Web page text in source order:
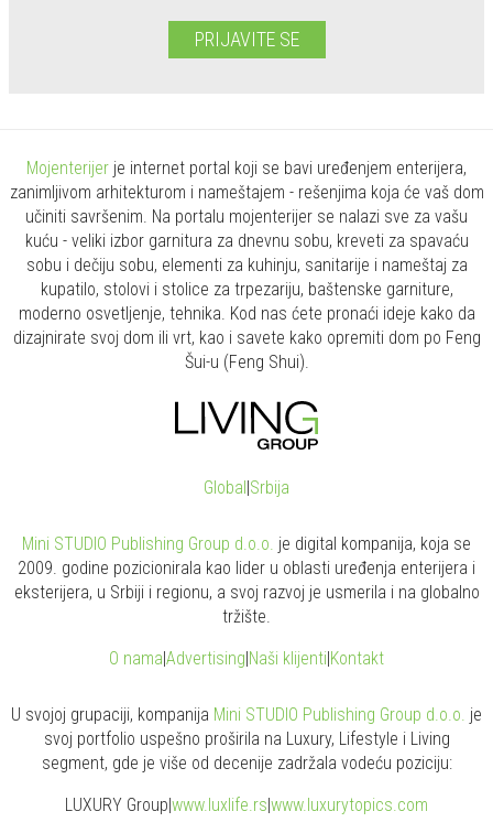
PRIJAVITE SE
Mojenterijer je internet portal koji se bavi uređenjem enterijera,
zanimljivom arhitekturom i nameštajem - rešenjima koja će vaš dom
učiniti savršenim. Na portalu mojenterijer se nalazi sve za vašu
kuću - veliki izbor garnitura za dnevnu sobu, kreveti za spavaću
sobu i dečiju sobu, elementi za kuhinju, sanitarije i nameštaj za
kupatilo, stolovi i stolice za trpezariju, baštenske garniture,
moderno osvetljenje, tehnika. Kod nas ćete pronaći ideje kako da
dizajnirate svoj dom ili vrt, kao i savete kako opremiti dom po Feng
Šui-u (Feng Shui).
Global|Srbija
Mini STUDIO Publishing Group d.o.o. je digital kompanija, koja se
2009. godine pozicionirala kao lider u oblasti uređenja enterijera i
eksterijera, u Srbiji i regionu, a svoj razvoj je usmerila i na globalno
tržište.
O nama|Advertising|Naši klijenti|Kontakt
U svojoj grupaciji, kompanija Mini STUDIO Publishing Group d.o.o. je
svoj portfolio uspešno proširila na Luxury, Lifestyle i Living
segment, gde je više od decenije zadržala vodeću poziciju:
LUXURY Group|www.luxlife.rs|www.luxurytopics.com